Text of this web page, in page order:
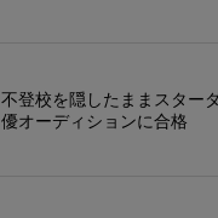
不登校を隠したままスター
優オーディションに合格